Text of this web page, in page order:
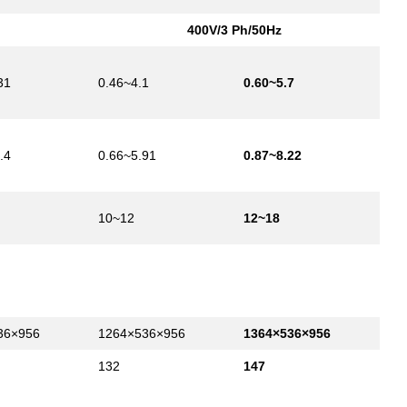
400V/3 Ph/50Hz
0.46~4.1 0.60~5.7
0.66~5.91 0.87~8.22
10~12 12~18
1264×536×956 1364×536×956
132 147